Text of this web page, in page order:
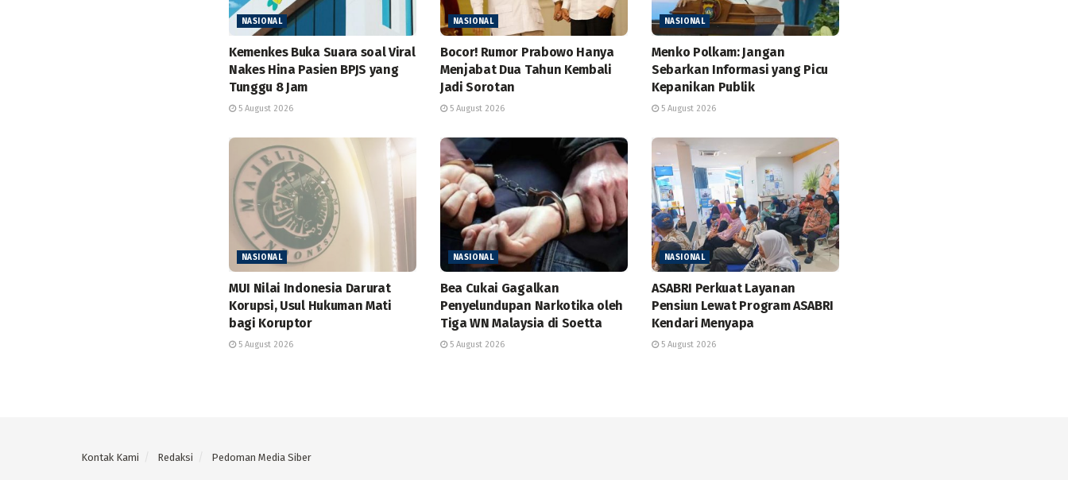
NASIONAL
Kemenkes Buka Suara soal Viral
Nakes Hina Pasien BPJS yang
Tunggu 8 Jam
5 August 2026
NASIONAL
Bocor! Rumor Prabowo Hanya
Menjabat Dua Tahun Kembali
Jadi Sorotan
5 August 2026
NASIONAL
Menko Polkam: Jangan
Sebarkan Informasi yang Picu
Kepanikan Publik
5 August 2026
NASIONAL
MUI Nilai Indonesia Darurat
Korupsi, Usul Hukuman Mati
bagi Koruptor
5 August 2026
NASIONAL
Bea Cukai Gagalkan
Penyelundupan Narkotika oleh
Tiga WN Malaysia di Soetta
5 August 2026
NASIONAL
ASABRI Perkuat Layanan
Pensiun Lewat Program ASABRI
Kendari Menyapa
5 August 2026
Kontak Kami Redaksi Pedoman Media Siber